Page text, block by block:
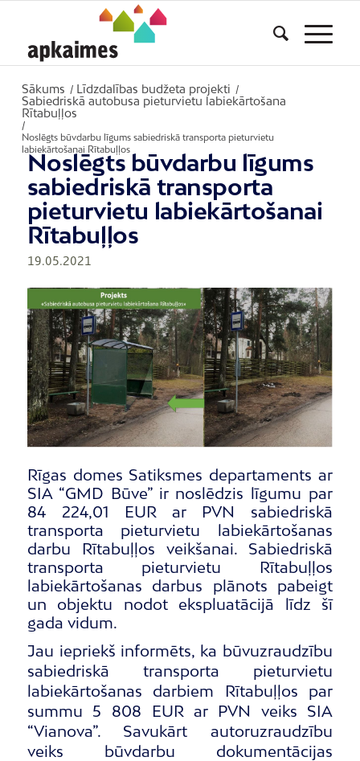
Sākums / Līdzdalības budžeta projekti /
Sabiedriskā autobusa pieturvietu labiekārtošana
Rītabuļļos
/
Noslēgts būvdarbu līgums sabiedriskā transporta pieturvietu
labiekārtošanai Rītabuļļos
Noslēgts būvdarbu līgums
sabiedriskā transporta
pieturvietu labiekārtošanai
Rītabuļļos
19.05.2021
Rīgas domes Satiksmes departaments ar
SIA “GMD Būve” ir noslēdzis līgumu par
84 224,01 EUR ar PVN sabiedriskā
transporta pieturvietu labiekārtošanas
darbu Rītabuļļos veikšanai. Sabiedriskā
transporta pieturvietu Rītabuļļos
labiekārtošanas darbus plānots pabeigt
un objektu nodot ekspluatācijā līdz šī
gada vidum.
Jau iepriekš informēts, ka būvuzraudzību
sabiedriskā transporta pieturvietu
labiekārtošanas darbiem Rītabuļļos par
summu 5 808 EUR ar PVN veiks SIA
“Vianova”. Savukārt autoruzraudzību
veiks būvdarbu dokumentācijas